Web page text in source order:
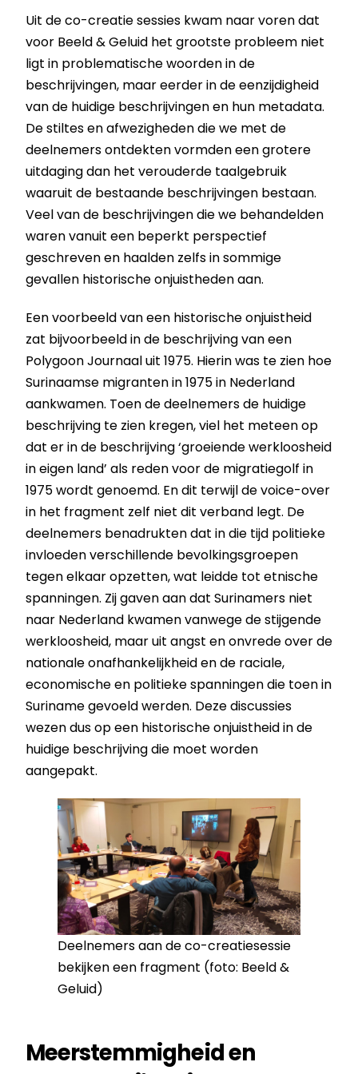
Uit de co-creatie sessies kwam naar voren dat
voor Beeld & Geluid het grootste probleem niet
ligt in problematische woorden in de
beschrijvingen, maar eerder in de eenzijdigheid
van de huidige beschrijvingen en hun metadata.
De stiltes en afwezigheden die we met de
deelnemers ontdekten vormden een grotere
uitdaging dan het verouderde taalgebruik
waaruit de bestaande beschrijvingen bestaan.
Veel van de beschrijvingen die we behandelden
waren vanuit een beperkt perspectief
geschreven en haalden zelfs in sommige
gevallen historische onjuistheden aan.
Een voorbeeld van een historische onjuistheid
zat bijvoorbeeld in de beschrijving van een
Polygoon Journaal uit 1975. Hierin was te zien hoe
Surinaamse migranten in 1975 in Nederland
aankwamen. Toen de deelnemers de huidige
beschrijving te zien kregen, viel het meteen op
dat er in de beschrijving ‘groeiende werkloosheid
in eigen land’ als reden voor de migratiegolf in
1975 wordt genoemd. En dit terwijl de voice-over
in het fragment zelf niet dit verband legt. De
deelnemers benadrukten dat in die tijd politieke
invloeden verschillende bevolkingsgroepen
tegen elkaar opzetten, wat leidde tot etnische
spanningen. Zij gaven aan dat Surinamers niet
naar Nederland kwamen vanwege de stijgende
werkloosheid, maar uit angst en onvrede over de
nationale onafhankelijkheid en de raciale,
economische en politieke spanningen die toen in
Suriname gevoeld werden. Deze discussies
wezen dus op een historische onjuistheid in de
huidige beschrijving die moet worden
aangepakt.
Deelnemers aan de co-creatiesessie
bekijken een fragment (foto: Beeld &
Geluid)
Meerstemmigheid en